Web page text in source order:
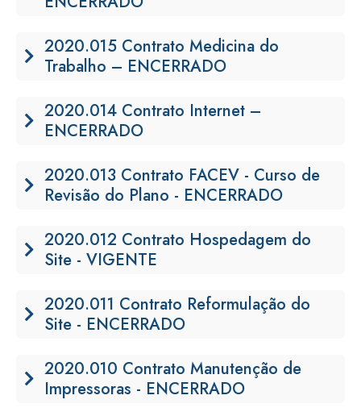
2020.015 Contrato Medicina do
Trabalho – ENCERRADO
2020.014 Contrato Internet –
ENCERRADO
2020.013 Contrato FACEV - Curso de
Revisão do Plano - ENCERRADO
2020.012 Contrato Hospedagem do
Site - VIGENTE
2020.011 Contrato Reformulação do
Site - ENCERRADO
2020.010 Contrato Manutenção de
Impressoras - ENCERRADO